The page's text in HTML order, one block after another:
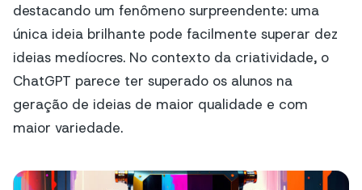
destacando um fenômeno surpreendente: uma
única ideia brilhante pode facilmente superar dez
ideias medíocres. No contexto da criatividade, o
ChatGPT parece ter superado os alunos na
geração de ideias de maior qualidade e com
maior variedade.